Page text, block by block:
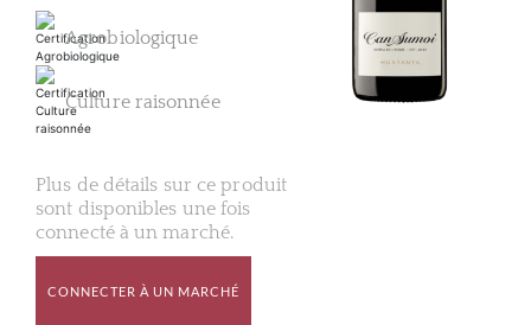
Agrobiologique
Culture raisonnée
Plus de détails sur ce produit
sont disponibles une fois
connecté à un marché.
CONNECTER À UN MARCHÉ